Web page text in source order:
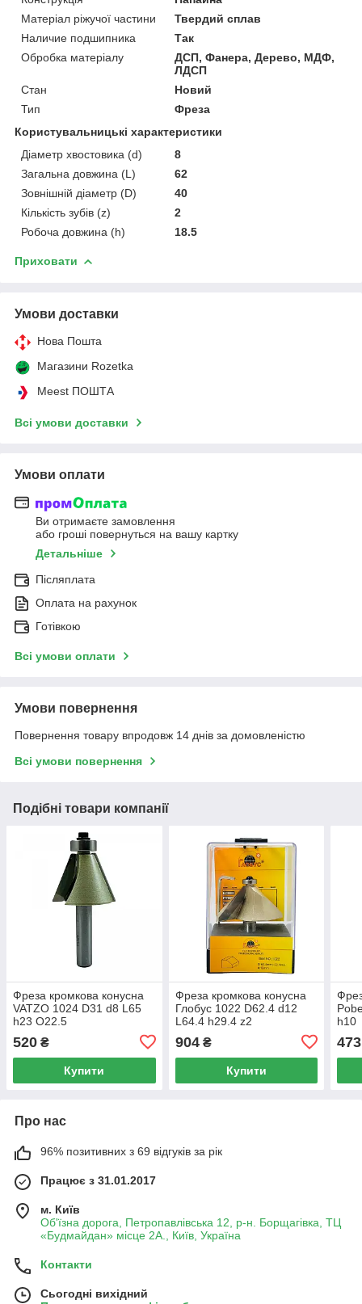
Матеріал ріжучої частини
Твердий сплав
Наличие подшипника
Так
Обробка матеріалу
ДСП, Фанера, Дерево, МДФ,
ЛДСП
Стан
Новий
Тип
Фреза
Користувальницькі характеристики
Діаметр хвостовика (d)
8
Загальна довжина (L)
62
Зовнішній діаметр (D)
40
Кількість зубів (z)
2
Робоча довжина (h)
18.5
Приховати
Умови доставки
Нова Пошта
Магазини Rozetka
Meest ПОШТА
Всі умови доставки
Умови оплати
Ви отримаєте замовлення
або гроші повернуться на вашу картку
Детальніше
Післяплата
Оплата на рахунок
Готівкою
Всі умови оплати
Умови повернення
Повернення товару впродовж 14 днів за домовленістю
Всі умови повернення
Подібні товари компанії
Фреза кромкова конусна
VATZO 1024 D31 d8 L65
h23 O22.5
520 ₴
Купити
Фреза кромкова конусна
Глобус 1022 D62.4 d12
L64.4 h29.4 z2
904₴
Купити
h10
473
Про нас
96% позитивних з 69 відгуків за рік
Працює з 31.01.2017
м. Київ
Об'їзна дорога, Петропавлівська 12, р-н. Борщагівка, ТЦ
«Будмайдан» місце 2А., Київ, Україна
Контакти
Сьогодні вихідний